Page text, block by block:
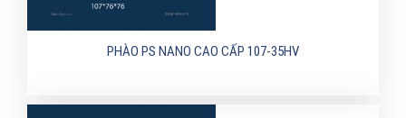
PHÀO PS NANO CAO CẤP 107-35HV